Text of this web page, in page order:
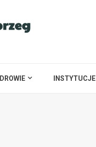
INSTYTUCJE